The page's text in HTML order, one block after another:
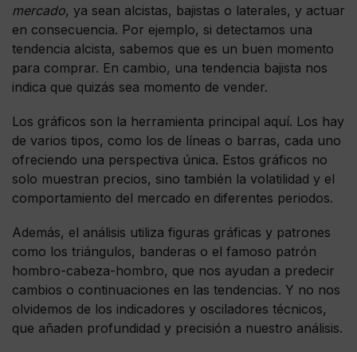
mercado, ya sean alcistas, bajistas o laterales, y actuar
en consecuencia. Por ejemplo, si detectamos una
tendencia alcista, sabemos que es un buen momento
para comprar. En cambio, una tendencia bajista nos
indica que quizás sea momento de vender.
Los gráficos son la herramienta principal aquí. Los hay
de varios tipos, como los de líneas o barras, cada uno
ofreciendo una perspectiva única. Estos gráficos no
solo muestran precios, sino también la volatilidad y el
comportamiento del mercado en diferentes periodos.
Además, el análisis utiliza figuras gráficas y patrones
como los triángulos, banderas o el famoso patrón
hombro-cabeza-hombro, que nos ayudan a predecir
cambios o continuaciones en las tendencias. Y no nos
olvidemos de los indicadores y osciladores técnicos,
que añaden profundidad y precisión a nuestro análisis.